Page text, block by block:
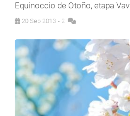
Equinoccio de Otoño, etapa Vav
20 Sep 2013 - 2